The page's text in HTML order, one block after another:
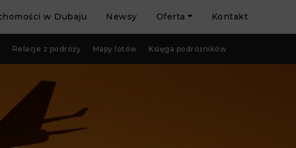
w Dubaju Newsy Oferta Kontakt
Relacje z podróży Mapy lotów Księga podróżników